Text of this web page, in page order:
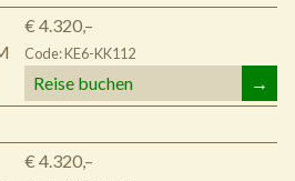
€ 4.320,–
Code: KE6-KK112
Reise buchen
→
€ 4.320,–